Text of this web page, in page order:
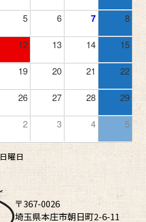
5 6 7 8
12 13 14 15
19 20 21 22
26 27 28 29
2 3 4 5
日曜日
〒367-0026
埼玉県本庄市朝日町2-6-11